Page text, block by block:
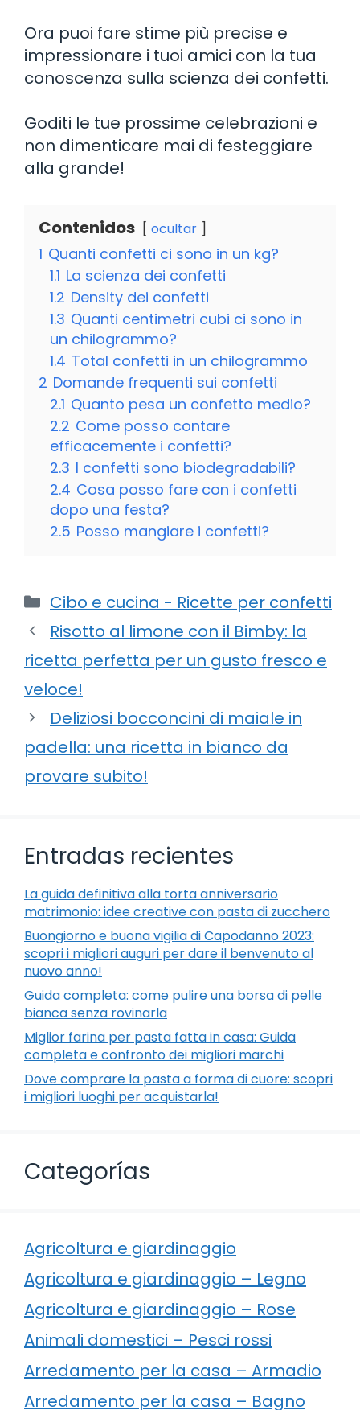
Ora puoi fare stime più precise e
impressionare i tuoi amici con la tua
conoscenza sulla scienza dei confetti.
Goditi le tue prossime celebrazioni e
non dimenticare mai di festeggiare
alla grande!
Contenidos ocultar
1 Quanti confetti ci sono in un kg?
1.1 La scienza dei confetti
1.2 Density dei confetti
1.3 Quanti centimetri cubi ci sono in
un chilogrammo?
1.4 Total confetti in un chilogrammo
2 Domande frequenti sui confetti
2.1 Quanto pesa un confetto medio?
2.2 Come posso contare
efficacemente i confetti?
2.3 I confetti sono biodegradabili?
2.4 Cosa posso fare con i confetti
dopo una festa?
2.5 Posso mangiare i confetti?
Categorie
Cibo e cucina - Ricette per confetti
Risotto al limone con il Bimby: la
ricetta perfetta per un gusto fresco e
veloce!
Deliziosi bocconcini di maiale in
padella: una ricetta in bianco da
provare subito!
Entradas recientes
La guida definitiva alla torta anniversario
matrimonio: idee creative con pasta di zucchero
Buongiorno e buona vigilia di Capodanno 2023:
scopri i migliori auguri per dare il benvenuto al
nuovo anno!
Guida completa: come pulire una borsa di pelle
bianca senza rovinarla
Miglior farina per pasta fatta in casa: Guida
completa e confronto dei migliori marchi
Dove comprare la pasta a forma di cuore: scopri
i migliori luoghi per acquistarla!
Categorías
Agricoltura e giardinaggio
Agricoltura e giardinaggio – Legno
Agricoltura e giardinaggio – Rose
Animali domestici – Pesci rossi
Arredamento per la casa – Armadio
Arredamento per la casa – Bagno